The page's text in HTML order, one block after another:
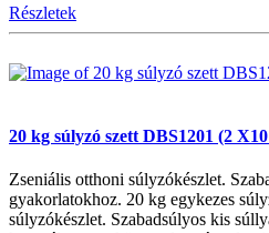
Részletek
20 kg súlyzó szett DBS1201 (2
Zseniális otthoni súlyzókészlet.
gyakorlatokhoz. 20 kg egykezes
súlyzókészlet. Szabadsúlyos kis